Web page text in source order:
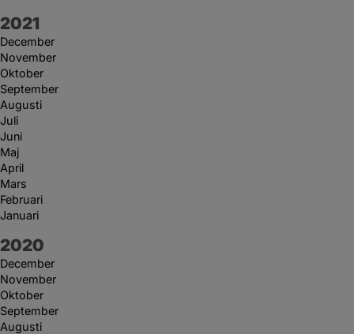
År:
2021
December
November
Oktober
September
Augusti
Juli
Juni
Maj
April
Mars
Februari
Januari
År:
2020
December
November
Oktober
September
Augusti